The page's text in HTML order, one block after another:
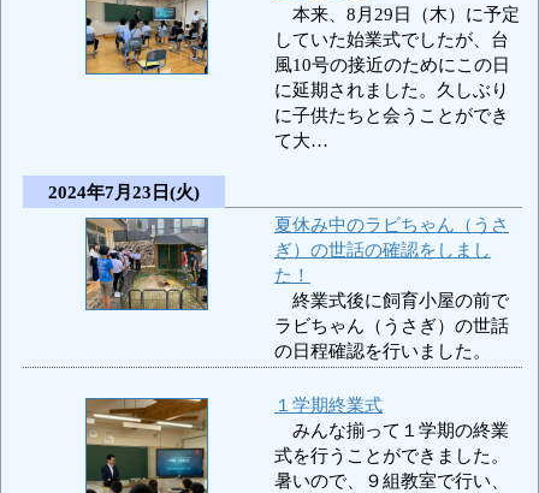
本来、8月29日（木）に予定
していた始業式でしたが、台
風10号の接近のためにこの日
に延期されました。久しぶり
に子供たちと会うことができ
て大…
2024年7月23日(火)
夏休み中のラビちゃん（うさ
ぎ）の世話の確認をしまし
た！
終業式後に飼育小屋の前で
ラビちゃん（うさぎ）の世話
の日程確認を行いました。
１学期終業式
みんな揃って１学期の終業
式を行うことができました。
暑いので、９組教室で行い、